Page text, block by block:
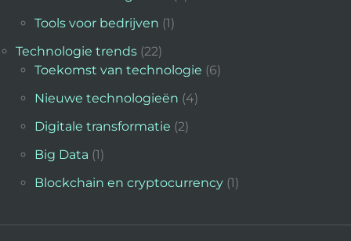
Tools voor bedrijven (1)
Technologie trends (22)
Toekomst van technologie (6)
Nieuwe technologieën (4)
Digitale transformatie (2)
Big Data (1)
Blockchain en cryptocurrency (1)